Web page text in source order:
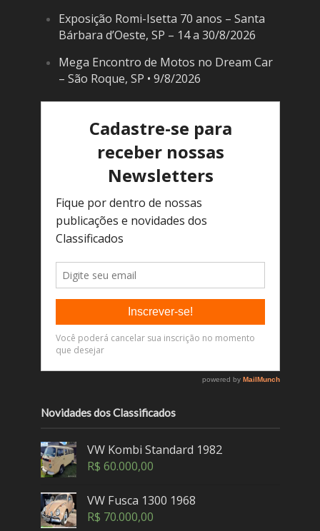
Exposição Romi-Isetta 70 anos – Santa
Bárbara d’Oeste, SP – 14 a 30/8/2026
Mega Encontro de Motos no Dream Car
– São Roque, SP • 9/8/2026
Novidades dos Classificados
VW Kombi Standard 1982
R$ 60.000,00
VW Fusca 1300 1968
R$ 70.000,00